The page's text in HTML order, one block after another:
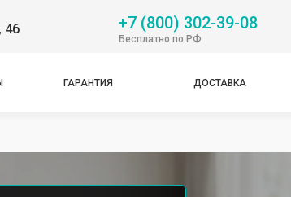
46 +7 (800) 302-39-08
Бесплатно по РФ
ГАРАНТИЯ ДОСТАВКА